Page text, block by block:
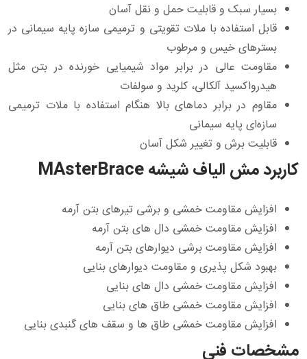
بسیار سبک و قابلیت حمل و نقل آسان
قابل استفاده با ملات تقویتی و ترمیمی سازه پایه سیمانی در
بسترهای خیس و مرطوب
مقاومت عالی در برابر مواد شیمیایی خورنده در بتن مثل
هیدرواکسید آلکالی، کلرید و سولفات
مقاوم در برابر دماهای بالا هنگام استفاده با ملات ترمیمی
سازه‌ای پایه سیمانی
قابلیت برش و تغییر شکل آسان
کاربرد مش الیاف شیشه MAsterBrace
افزایش مقاومت خمشی و برشی تیرهای بتن آرمه
افزایش مقاومت خمشی دال های بتن آرمه
افزایش مقاومت برشی دیوارهای بتن آرمه
بهبود شکل پذیری و مقاومت دیوارهای بنایی
افزایش مقاومت خمشی دال های بنایی
افزایش مقاومت خمشی طاق های بنایی
افزایش مقاومت خمشی طاق ها و سقف های گنبدی بنایی
مشخصات فنی